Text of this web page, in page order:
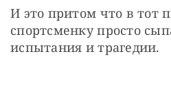
И это притом что в тот
спортсменку просто
испытания и трагедии.